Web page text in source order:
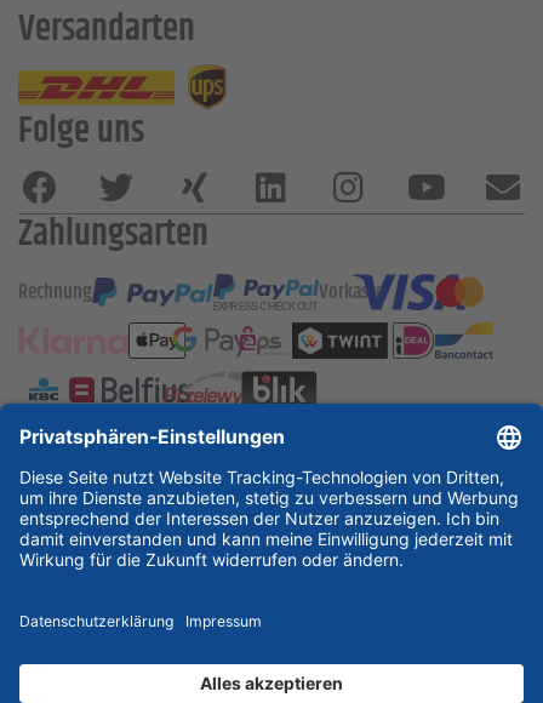
Versandarten
Folge uns
Zahlungsarten
Rechnung Vorkasse
ESSKA International
new
new new